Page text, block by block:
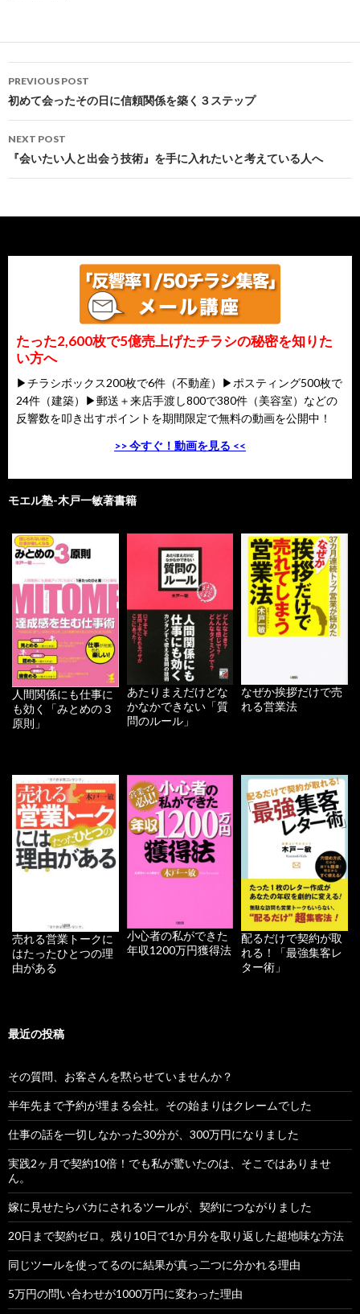
Post
navigation
PREVIOUS POST
初めて会ったその日に信頼関係を築く３ステップ
NEXT POST
『会いたい人と出会う技術』を手に入れたいと考えている人へ
たった2,600枚で5億売上げたチラシの秘密を知りた
い方へ
▶チラシボックス200枚で6件（不動産）▶ポスティング500枚で
24件（建築）▶郵送＋来店手渡し800で380件（美容室）などの
反響数を叩き出すポイントを期間限定で無料の動画を公開中！
>> 今すぐ！動画を見る <<
モエル塾-木戸一敏著書籍
人間関係にも仕事に
も効く「みとめの３
原則」
あたりまえだけどな
かなかできない「質
問のルール」
なぜか挨拶だけで売
れる営業法
売れる営業トークに
はたったひとつの理
由がある
小心者の私ができた
年収1200万円獲得法
配るだけで契約が取
れる！「最強集客レ
ター術」
最近の投稿
その質問、お客さんを黙らせていませんか？
半年先まで予約が埋まる会社。その始まりはクレームでした
仕事の話を一切しなかった30分が、300万円になりました
実践2ヶ月で契約10倍！でも私が驚いたのは、そこではありませ
ん。
嫁に見せたらバカにされるツールが、契約につながりました
20日まで契約ゼロ。残り10日で1か月分を取り返した超地味な方法
同じツールを使ってるのに結果が真っ二つに分かれる理由
5万円の問い合わせが1000万円に変わった理由